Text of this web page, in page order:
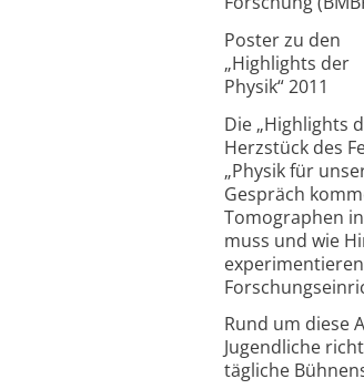
Poster zu den
„Highlights der
Physik“ 2011
Die „Highlights
Herzstück des
„Physik für
Gespräch
Tomographen
muss und wie
Rund um diese
Jugendliche
tägliche